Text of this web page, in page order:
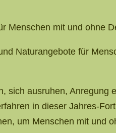
Menschen mit und ohne
Naturangebote für
sich ausruhen, Anregung
in dieser Jahres-
um Menschen mit und